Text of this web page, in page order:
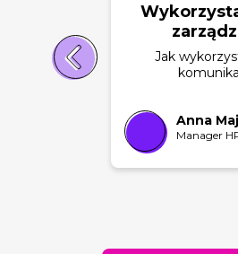
Jak
Anna
Manager